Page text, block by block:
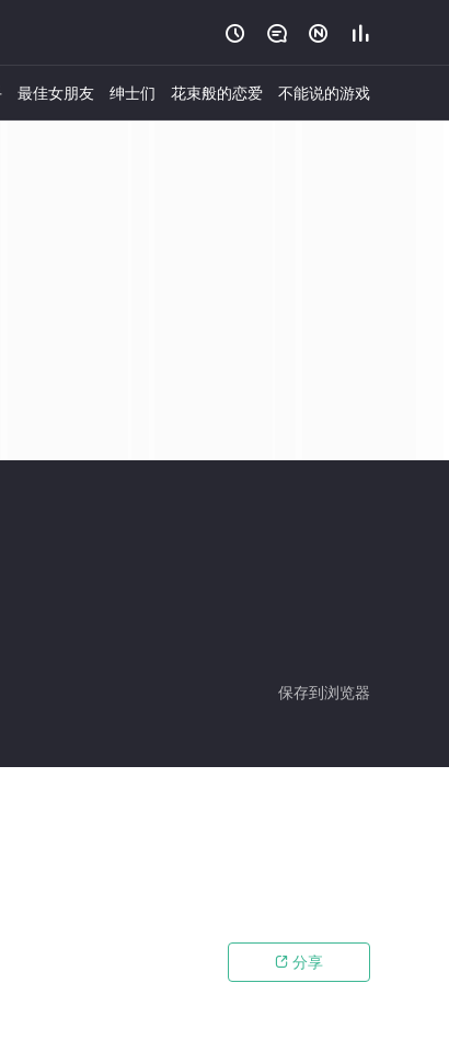
   
最佳女朋友 绅士们 花束般的恋爱 不能说的游戏
保存到浏览器
 分享